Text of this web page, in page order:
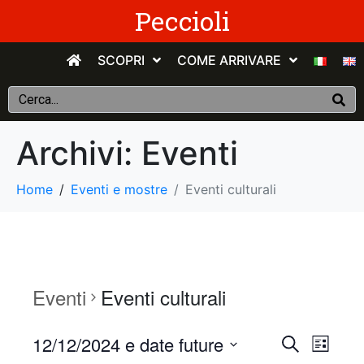
Peccioli
SCOPRI COME ARRIVARE
Archivi: Eventi
Home Eventi e mostre Eventi culturali
Eventi Eventi culturali
E
C
E
E
12/12/2024 e date future